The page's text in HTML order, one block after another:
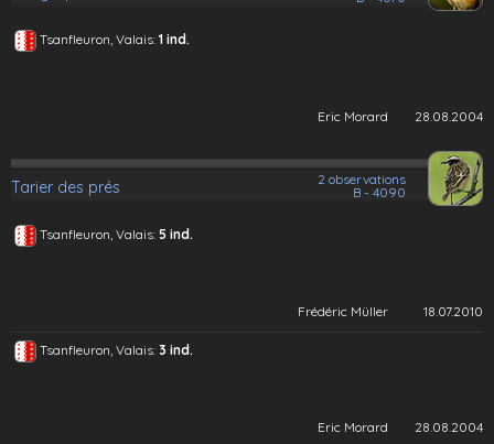
Tsanfleuron, Valais: 1 ind.
Eric Morard 28.08.2004
Tarier des prés
2 observations
B - 4090
Tsanfleuron, Valais: 5 ind.
Frédéric Müller 18.07.2010
Tsanfleuron, Valais: 3 ind.
Eric Morard 28.08.2004